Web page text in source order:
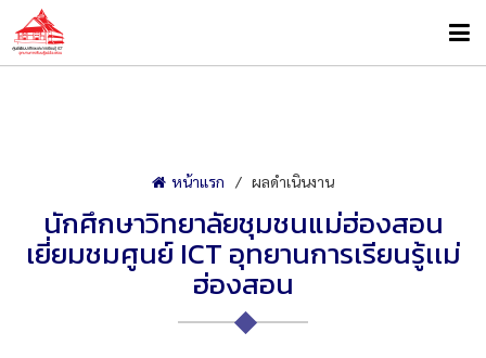
หน้าแรก ผลดำเนินงาน
นักศึกษาวิทยาลัยชุมชนแม่ฮ่องสอน
เยี่ยมชมศูนย์ ICT อุทยานการเรียนรู้เเม่
ฮ่องสอน